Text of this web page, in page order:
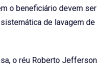
o beneficiário devem ser
de lavagem de
o réu Roberto Jefferson